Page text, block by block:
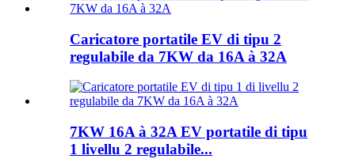
Caricatore portatile EV di tipu 2
regulabile da 7KW da 16A à 32A
7KW 16A à 32A EV portatile di tipu
1 livellu 2 regulabile...